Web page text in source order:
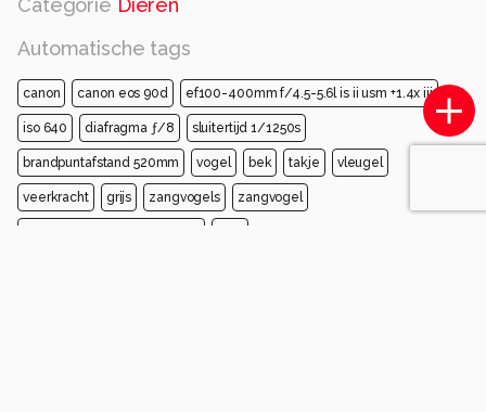
Automatische tags
canon canon eos 90d ef100-400mm f/4.5-5.6l is ii usm +1.4x iii
iso 640 diafragma ƒ/8 sluitertijd 1/1250s
brandpuntafstand 520mm vogel bek takje vleugel
veerkracht grijs zangvogels zangvogel